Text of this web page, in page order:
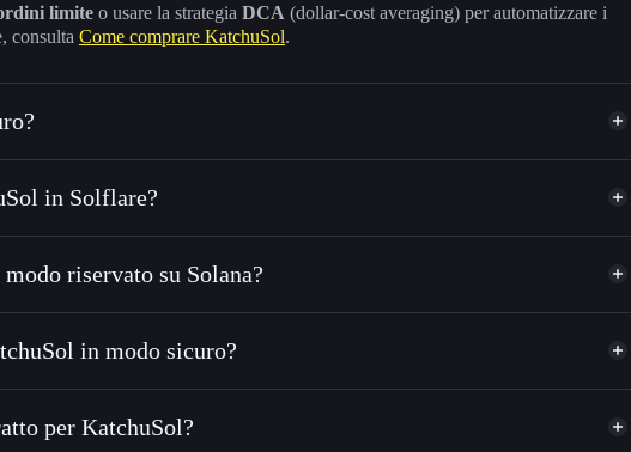
limite o usare la strategia DCA (dollar-cost averaging) per automatizzare i
consulta Come comprare KatchuSol.
in Solflare?
KATCHU in SOL, USDC o in migliaia di altri token Solana al prezzo
dollar-cost average su KATCHU nel tempo
KATCHU senza collegare pubblicamente i wallet usando l’Aggregatore di
riservato su Solana?
di privacy
in modo sicuro?
wallet non-custodial Solflare
Aggregatore di
per KatchuSol?